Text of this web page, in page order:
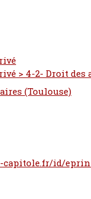
> 4-2- Droit
(Toulouse)
id/